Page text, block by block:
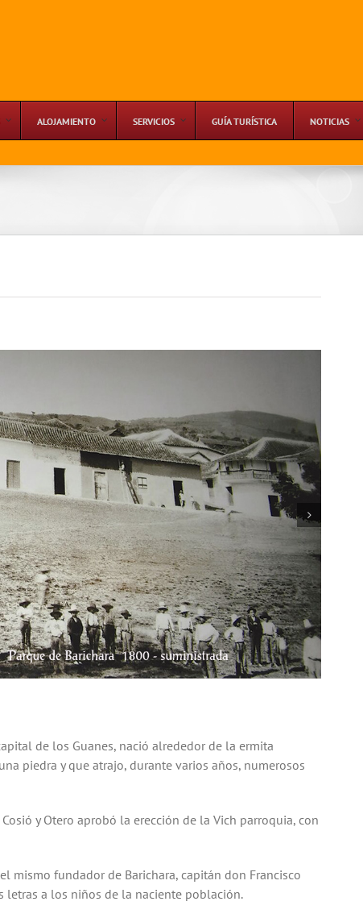
ALOJAMIENTO SERVICIOS GUÍA TURÍSTICA NOTICIAS